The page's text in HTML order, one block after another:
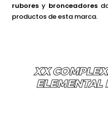
rubores y bronceadores
productos de esta marca.
XX
ELEMENTAL